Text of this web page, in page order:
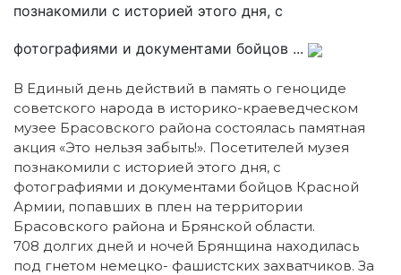
познакомили с историей этого дня, с
фотографиями и документами бойцов ...
В Единый день действий в память о геноциде
советского народа в историко-краеведческом
музее Брасовского района состоялась памятная
акция «Это нельзя забыть!». Посетителей музея
познакомили с историей этого дня, с
фотографиями и документами бойцов Красной
Армии, попавших в плен на территории
Брасовского района и Брянской области.
708 долгих дней и ночей Брянщина находилась
под гнетом немецко- фашистских захватчиков. За